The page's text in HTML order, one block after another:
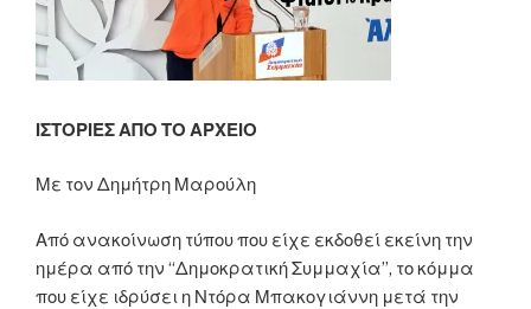
ΙΣΤΟΡΙΕΣ ΑΠΟ ΤΟ ΑΡΧΕΙΟ
Με τον Δημήτρη Μαρούλη
Από ανακοίνωση τύπου που είχε εκδοθεί εκείνη την
ημέρα από την “Δημοκρατική Συμμαχία”, το κόμμα
που είχε ιδρύσει η Ντόρα Μπακογιάννη μετά την